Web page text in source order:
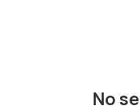
No